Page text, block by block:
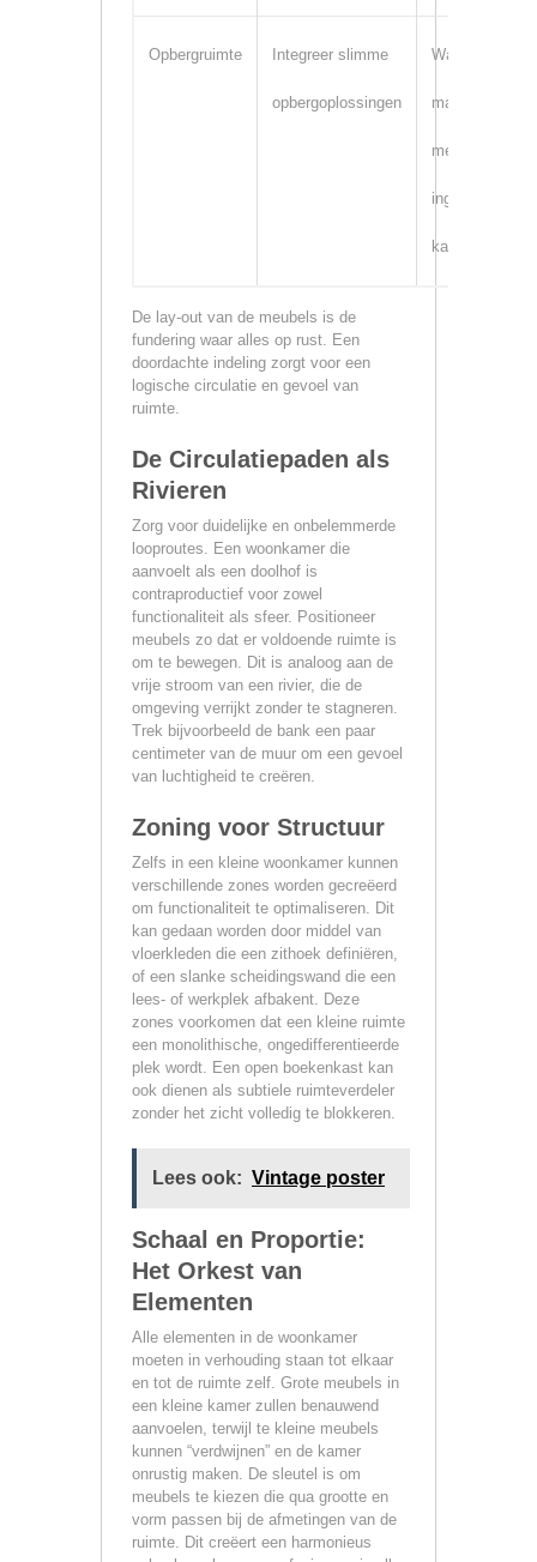
Opbergruimte Integreer slimme
opbergoplossingen
Wandplanken,
manden onder
meubels,
ingebouwde
kasten
De lay-out van de meubels is de
fundering waar alles op rust. Een
doordachte indeling zorgt voor een
logische circulatie en gevoel van
ruimte.
De Circulatiepaden als
Rivieren
Zorg voor duidelijke en onbelemmerde
looproutes. Een woonkamer die
aanvoelt als een doolhof is
contraproductief voor zowel
functionaliteit als sfeer. Positioneer
meubels zo dat er voldoende ruimte is
om te bewegen. Dit is analoog aan de
vrije stroom van een rivier, die de
omgeving verrijkt zonder te stagneren.
Trek bijvoorbeeld de bank een paar
centimeter van de muur om een gevoel
van luchtigheid te creëren.
Zoning voor Structuur
Zelfs in een kleine woonkamer kunnen
verschillende zones worden gecreëerd
om functionaliteit te optimaliseren. Dit
kan gedaan worden door middel van
vloerkleden die een zithoek definiëren,
of een slanke scheidingswand die een
lees- of werkplek afbakent. Deze
zones voorkomen dat een kleine ruimte
een monolithische, ongedifferentieerde
plek wordt. Een open boekenkast kan
ook dienen als subtiele ruimteverdeler
zonder het zicht volledig te blokkeren.
Lees ook: Vintage poster
Schaal en Proportie:
Het Orkest van
Elementen
Alle elementen in de woonkamer
moeten in verhouding staan tot elkaar
en tot de ruimte zelf. Grote meubels in
een kleine kamer zullen benauwend
aanvoelen, terwijl te kleine meubels
kunnen “verdwijnen” en de kamer
onrustig maken. De sleutel is om
meubels te kiezen die qua grootte en
vorm passen bij de afmetingen van de
ruimte. Dit creëert een harmonieus